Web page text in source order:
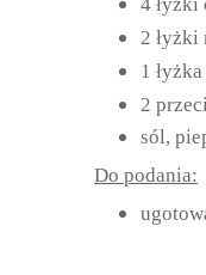
2 łyżki
1
2
sól,
Do podania: